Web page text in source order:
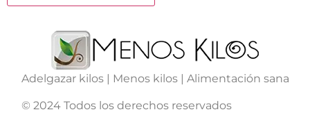
Adelgazar kilos | Menos kilos | Alimentación sana
© 2024 Todos los derechos reservados